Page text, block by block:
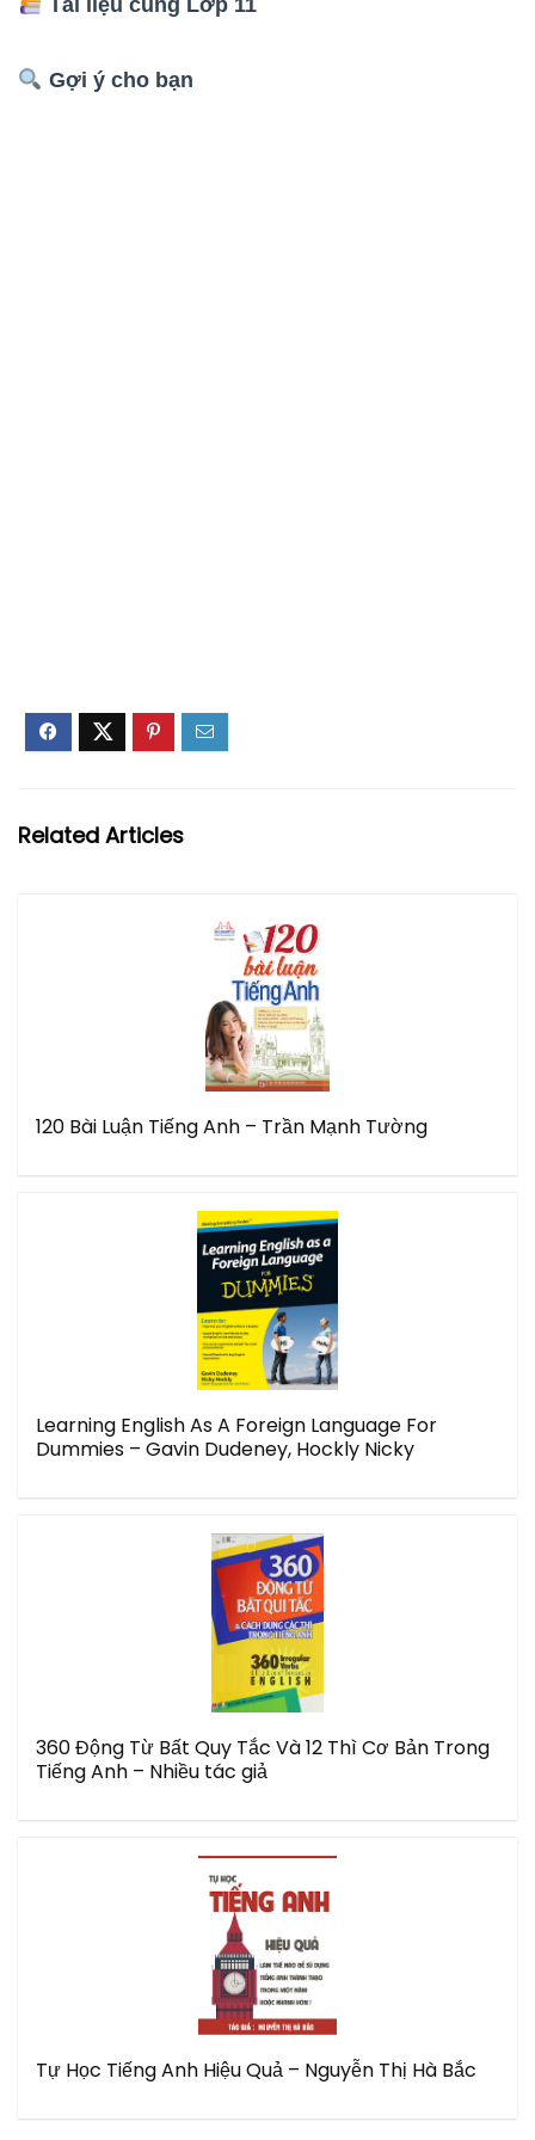
Gợi ý cho bạn
Related Articles
120 Bài Luận Tiếng Anh – Trần Mạnh Tường
Learning English As A Foreign Language For
Dummies – Gavin Dudeney, Hockly Nicky
360 Động Từ Bất Quy Tắc Và 12 Thì Cơ Bản Trong
Tiếng Anh – Nhiều tác giả
Tự Học Tiếng Anh Hiệu Quả – Nguyễn Thị Hà Bắc